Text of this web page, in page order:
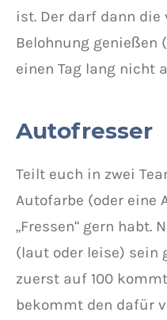
ist. Der darf dann
Belohnung genießen
einen Tag lang nicht
Autofresser
Teilt euch in zwei
Autofarbe (oder eine
„Fressen“ gern habt.
(laut oder leise) sein
zuerst auf 100
bekommt den dafür